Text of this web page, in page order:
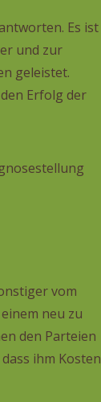
Es ist
und zur
geleistet.
Erfolg der
vom
neu zu
den Parteien
ihm Kosten